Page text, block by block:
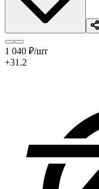
1 040 ₽/шт
+31.2